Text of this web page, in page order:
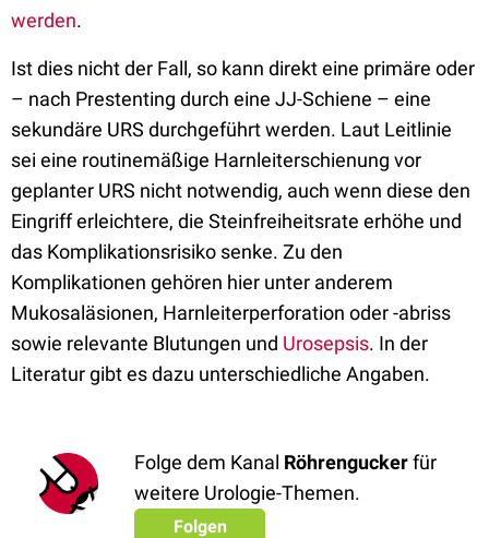
werden.
Ist dies nicht der Fall, so kann direkt eine primäre oder
– nach Prestenting durch eine JJ-Schiene – eine
sekundäre URS durchgeführt werden. Laut Leitlinie
sei eine routinemäßige Harnleiterschienung vor
geplanter URS nicht notwendig, auch wenn diese den
Eingriff erleichtere, die Steinfreiheitsrate erhöhe und
das Komplikationsrisiko senke. Zu den
Komplikationen gehören hier unter anderem
Mukosaläsionen, Harnleiterperforation oder -abriss
sowie relevante Blutungen und Urosepsis. In der
Literatur gibt es dazu unterschiedliche Angaben.
Folge dem Kanal Röhrenguckerfür
weitere Urologie-Themen.
Folgen